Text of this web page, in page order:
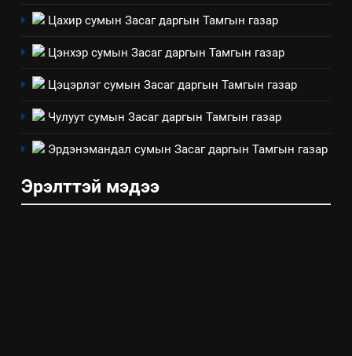
Архангай аймаг дахь салбар
зөвлөлийн 2025 оны үйл
ажиллагааны жилийн
төлөвлөгөө
ТАЗ-ЫН САЛБАР ЗӨВЛӨЛ
5
“Шинэтгэлээр түүчээлсэн
зохион байгуулах арга
ТАЗ-ЫН САЛБАР ЗӨВЛӨЛ
6
Цахир сумын Засаг даргын Тамгын газар
Цэнхэр сумын Засаг даргын Тамгын газар
Цэцэрлэг сумын Засаг даргын Тамгын газар
Чулуут сумын Засаг даргын Тамгын газар
Эрдэнэмандал сумын Засаг даргын Тамгын газар
Эрэлттэй мэдээ